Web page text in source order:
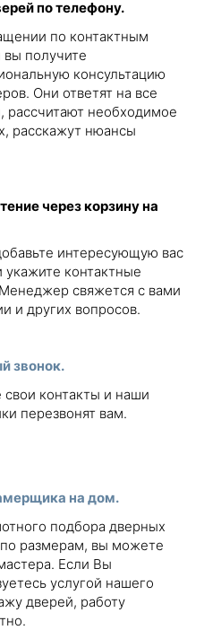
по телефону.
по контактным
получите
консультацию
Они ответят на все
необходимое
расскажут нюансы
через корзину на
интересующую вас
укажите контактные
свяжется с вами
и других вопросов.
звонок.
свои контакты и наши
перезвонят вам.
на дом.
подбора дверных
размерам, вы можете
Если Вы
услугой нашего
дверей, работу